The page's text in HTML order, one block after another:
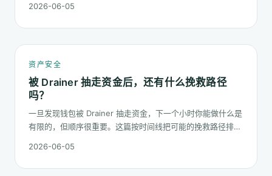
2026-06-05
资产安全
被 Drainer 抽走资金后，还有什么挽救路径
吗？
一旦发现钱包被 Drainer 抽走资金，下一个小时你能做什么是
有限的，但顺序很重要。这篇按时间线把可能的挽救路径排一
2026-06-05